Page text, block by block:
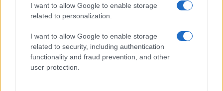
I want to allow Google to enable storage
related to personalization.
I want to allow Google to enable storage
related to security, including authentication
functionality and fraud prevention, and other
user protection.